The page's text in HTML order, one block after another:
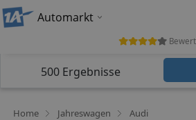
Automarkt
500 Ergebnisse
Home Jahreswagen Audi